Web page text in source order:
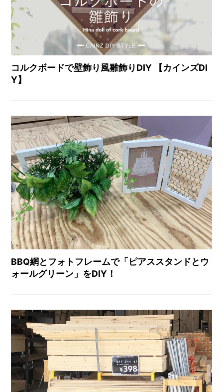
コルクボードで壁飾り風雛飾りDIY 【カインズDI
Y】
BBQ網とフォトフレームで「ピアススタンドとウ
ォールグリーン」をDIY！